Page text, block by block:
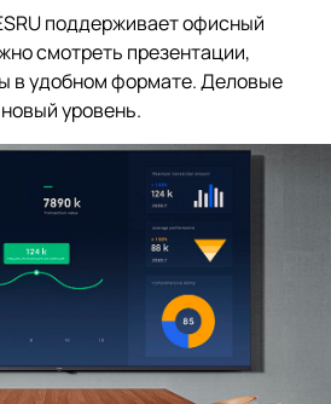
поддерживает офисный
смотреть презентации,
в удобном формате. Деловые
уровень.